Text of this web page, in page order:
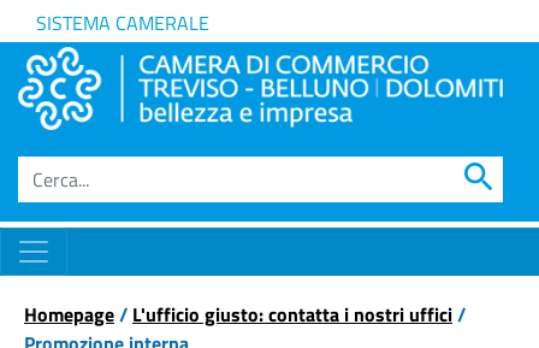
SISTEMA CAMERALE
search
Homepage/ L'ufficio giusto: contatta i nostri uffici/